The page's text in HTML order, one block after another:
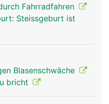
Fahrradfahren
Steissgeburt ist
Blasenschwäche
bricht